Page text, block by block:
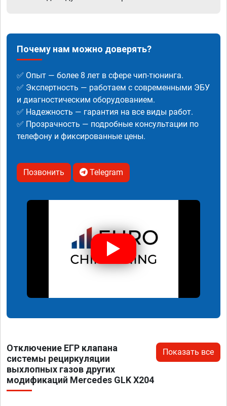
Почему нам можно доверять?
✅ Опыт — более 8 лет в сфере чип-тюнинга.
✅ Экспертность — работаем с современными ЭБУ
и диагностическим оборудованием.
✅ Надежность — гарантия на все виды работ.
✅ Прозрачность — подробные консультации по
телефону и фиксированные цены.
Позвонить Telegram
Отключение ЕГР клапана
системы рециркуляции
выхлопных газов других
модификаций Mercedes GLK X204
Показать все